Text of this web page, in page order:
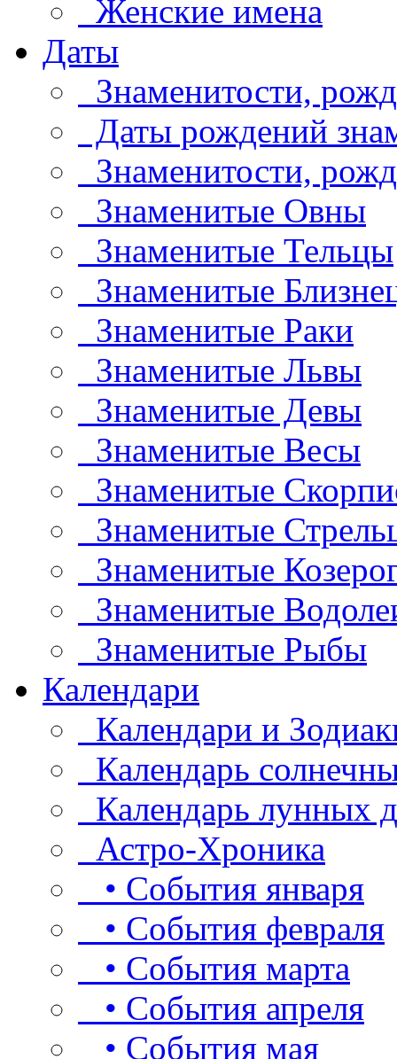
Женские имена
Даты
Знаменитости,
Даты рождений
Знаменитости,
Знаменитые Овны
Знаменитые Тельцы
Знаменитые
Знаменитые Раки
Знаменитые Львы
Знаменитые Девы
Знаменитые Весы
Знаменитые
Знаменитые
Знаменитые
Знаменитые
Знаменитые Рыбы
Календари
Календари и
Календарь
Календарь лунных
Астро-Хроника
• События января
• События февраля
• События марта
• События апреля
• События мая